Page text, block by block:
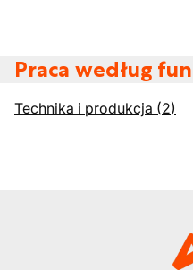
Praca według
Technika i produkcja (2)